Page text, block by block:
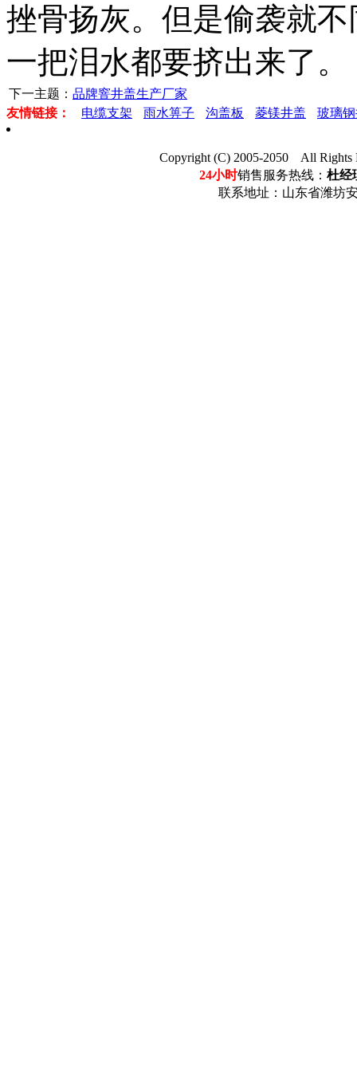
挫骨扬灰。但是偷袭就
一把泪水都要挤出来了。
下一主题： 品牌窨井盖生产厂家
友情链接：
电缆支架 雨水箅子 沟盖板 菱镁井盖 玻璃
Copyright (C) 2005-2050 All
24小时销售服务热线： 杜经
联系地址：山东省潍坊